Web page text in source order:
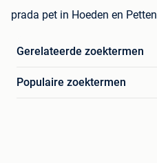
prada pet in Hoeden en Petten
Gerelateerde zoektermen
Populaire zoektermen